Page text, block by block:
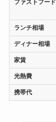
ファストフード
ランチ相場
ディナー相場
家賃
光熱費
携帯代